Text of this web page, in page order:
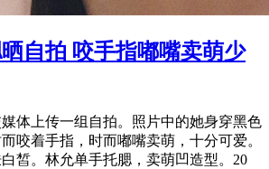
自拍 咬手指嘟嘴卖萌少
体上传一组自拍。照片中的她身穿黑色
咬着手指，时而嘟嘴卖萌，十分可爱。
皙。林允单手托腮，卖萌凹造型。20